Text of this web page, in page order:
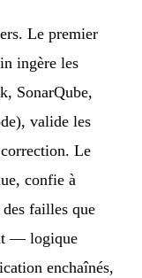
Le premier
ingère les
SonarQube,
valide les
Le
confie à
failles que
— logique
enchaînés,